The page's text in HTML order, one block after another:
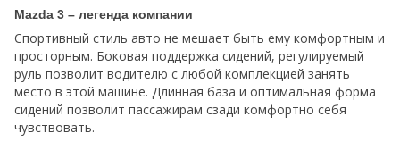
Mazda 3 – легенда компании
Спортивный стиль авто не мешает быть ему комфортным и
просторным. Боковая поддержка сидений, регулируемый
руль позволит водителю с любой комплекцией занять
место в этой машине. Длинная база и оптимальная форма
сидений позволит пассажирам сзади комфортно себя
чувствовать.